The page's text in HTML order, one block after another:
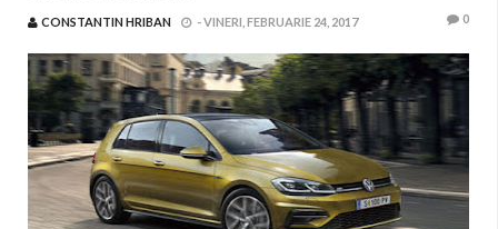
CONSTANTIN HRIBAN -VINERI, FEBRUARIE 24, 2017 0